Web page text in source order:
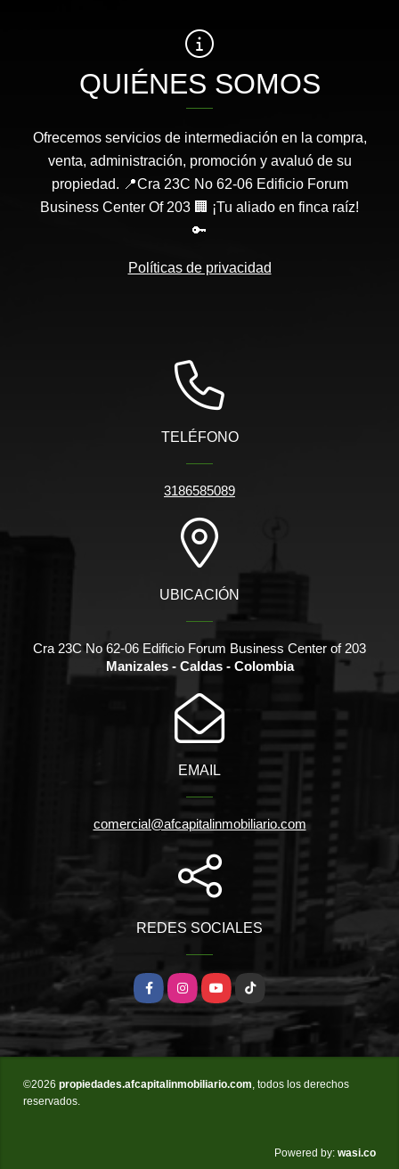
QUIÉNES SOMOS
Ofrecemos servicios de intermediación en la compra,
venta, administración, promoción y avaluó de su
propiedad. 📍Cra 23C No 62-06 Edificio Forum
Business Center Of 203 🏢 ¡Tu aliado en finca raíz!
🔑
Políticas de privacidad
TELÉFONO
3186585089
UBICACIÓN
Cra 23C No 62-06 Edificio Forum Business Center of 203
Manizales - Caldas - Colombia
EMAIL
comercial@afcapitalinmobiliario.com
REDES SOCIALES
FacebookInstagramYouTubeTikTok
©2026 propiedades.afcapitalinmobiliario.com, todos los derechos
reservados.
Powered by: wasi.co